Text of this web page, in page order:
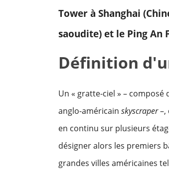
Tower à Shanghai
saoudite) et le Ping An
Définition
Un « gratte-ciel » – composé
anglo-américain skyscraper–,
en continu sur plusieurs
désigner alors les premiers
grandes villes américaines